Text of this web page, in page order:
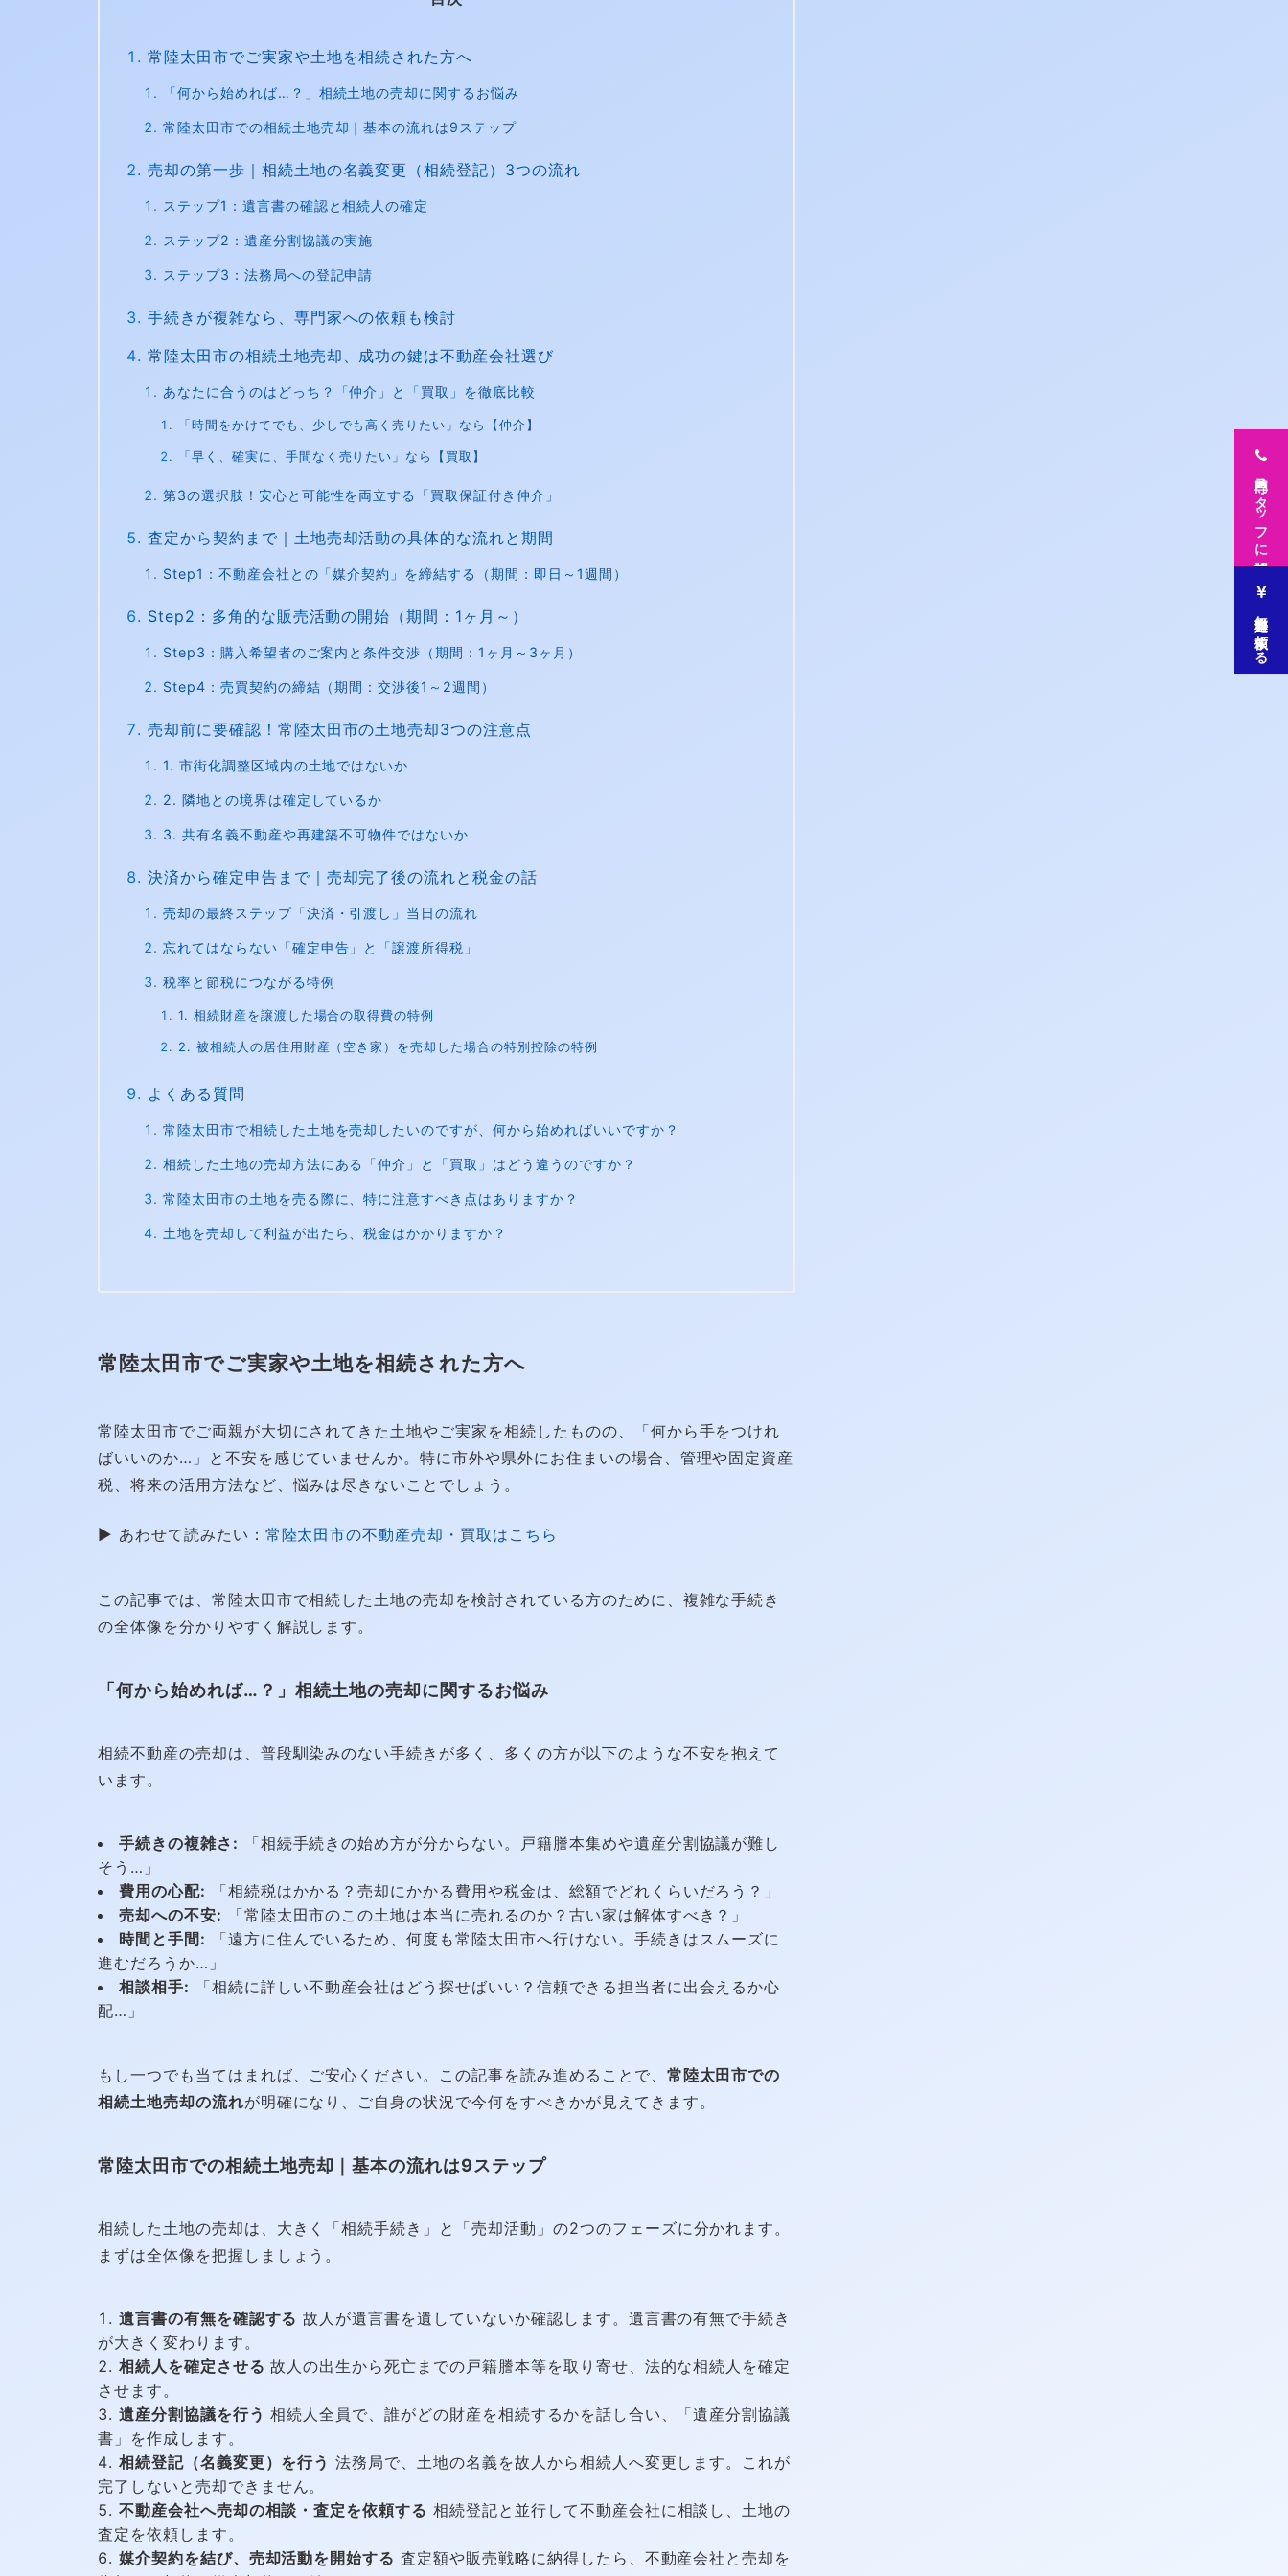
常陸太田市でご実家や土地を相続された方へ
「何から始めれば…？」相続土地の売却に関するお悩み
常陸太田市での相続土地売却｜基本の流れは9ステップ
売却の第一歩｜相続土地の名義変更（相続登記）3つの流れ
ステップ1：遺言書の確認と相続人の確定
ステップ2：遺産分割協議の実施
ステップ3：法務局への登記申請
手続きが複雑なら、専門家への依頼も検討
常陸太田市の相続土地売却、成功の鍵は不動産会社選び
あなたに合うのはどっち？「仲介」と「買取」を徹底比較
「時間をかけてでも、少しでも高く売りたい」なら【仲介】
「早く、確実に、手間なく売りたい」なら【買取】
第3の選択肢！安心と可能性を両立する「買取保証付き仲介」
査定から契約まで｜土地売却活動の具体的な流れと期間
Step1：不動産会社との「媒介契約」を締結する（期間：即日～1週間）
Step2：多角的な販売活動の開始（期間：1ヶ月～）
Step3：購入希望者のご案内と条件交渉（期間：1ヶ月～3ヶ月）
Step4：売買契約の締結（期間：交渉後1～2週間）
売却前に要確認！常陸太田市の土地売却3つの注意点
1. 市街化調整区域内の土地ではないか
2. 隣地との境界は確定しているか
3. 共有名義不動産や再建築不可物件ではないか
決済から確定申告まで｜売却完了後の流れと税金の話
売却の最終ステップ「決済・引渡し」当日の流れ
忘れてはならない「確定申告」と「譲渡所得税」
税率と節税につながる特例
1. 相続財産を譲渡した場合の取得費の特例
2. 被相続人の居住用財産（空き家）を売却した場合の特別控除の特例
よくある質問
常陸太田市で相続した土地を売却したいのですが、何から始めればいいですか？
相続した土地の売却方法にある「仲介」と「買取」はどう違うのですか？
常陸太田市の土地を売る際に、特に注意すべき点はありますか？
土地を売却して利益が出たら、税金はかかりますか？
常陸太田市でご実家や土地を相続された方へ
常陸太田市でご両親が大切にされてきた土地やご実家を相続したものの、「何から手をつけれ
ばいいのか…」と不安を感じていませんか。特に市外や県外にお住まいの場合、管理や固定資産
税、将来の活用方法など、悩みは尽きないことでしょう。
▶ あわせて読みたい： 常陸太田市の不動産売却・買取はこちら
この記事では、常陸太田市で相続した土地の売却を検討されている方のために、複雑な手続き
の全体像を分かりやすく解説します。
「何から始めれば…？」相続土地の売却に関するお悩み
相続不動産の売却は、普段馴染みのない手続きが多く、多くの方が以下のような不安を抱えて
います。
手続きの複雑さ: 「相続手続きの始め方が分からない。戸籍謄本集めや遺産分割協議が難し
そう…」
費用の心配: 「相続税はかかる？売却にかかる費用や税金は、総額でどれくらいだろう？」
売却への不安: 「常陸太田市のこの土地は本当に売れるのか？古い家は解体すべき？」
時間と手間: 「遠方に住んでいるため、何度も常陸太田市へ行けない。手続きはスムーズに
進むだろうか…」
相談相手: 「相続に詳しい不動産会社はどう探せばいい？信頼できる担当者に出会えるか心
配…」
もし一つでも当てはまれば、ご安心ください。この記事を読み進めることで、 常陸太田市での
相続土地売却の流れが明確になり、ご自身の状況で今何をすべきかが見えてきます。
常陸太田市での相続土地売却｜基本の流れは9ステップ
相続した土地の売却は、大きく「相続手続き」と「売却活動」の2つのフェーズに分かれます。
まずは全体像を把握しましょう。
遺言書の有無を確認する 故人が遺言書を遺していないか確認します。遺言書の有無で手続き
が大きく変わります。
相続人を確定させる 故人の出生から死亡までの戸籍謄本等を取り寄せ、法的な相続人を確定
させます。
遺産分割協議を行う 相続人全員で、誰がどの財産を相続するかを話し合い、「遺産分割協議
書」を作成します。
相続登記（名義変更）を行う 法務局で、土地の名義を故人から相続人へ変更します。これが
完了しないと売却できません。
不動産会社へ売却の相談・査定を依頼する 相続登記と並行して不動産会社に相談し、土地の
査定を依頼します。
媒介契約を結び、売却活動を開始する 査定額や販売戦略に納得したら、不動産会社と売却を
専門スタッフに相談
無料査定を依頼する